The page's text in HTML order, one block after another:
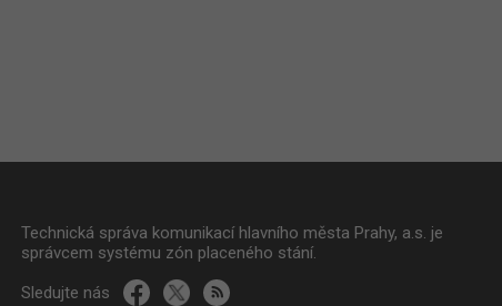
Technická správa komunikací hlavního města Prahy, a.s. je
správcem systému zón placeného stání.
Sledujte nás